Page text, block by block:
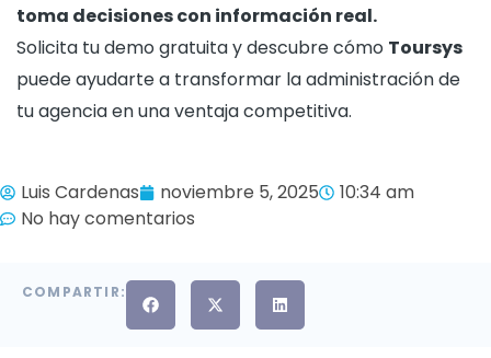
toma decisiones con información real.
Solicita tu demo gratuita y descubre cómo Toursys
puede ayudarte a transformar la administración de
tu agencia en una ventaja competitiva.
Luis Cardenas noviembre 5, 2025
10:34 am
No hay comentarios
COMPARTIR: